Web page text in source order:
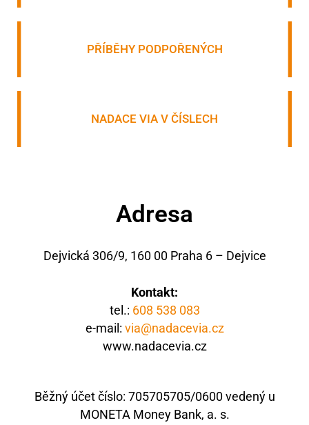
PŘÍBĚHY PODPOŘENÝCH
NADACE VIA V ČÍSLECH
Adresa
Dejvická 306/9, 160 00 Praha 6 – Dejvice
Kontakt:
tel.: 608 538 083
e-mail: via@nadacevia.cz
www.nadacevia.cz
Běžný účet číslo: 705705705/0600 vedený u
MONETA Money Bank, a. s.